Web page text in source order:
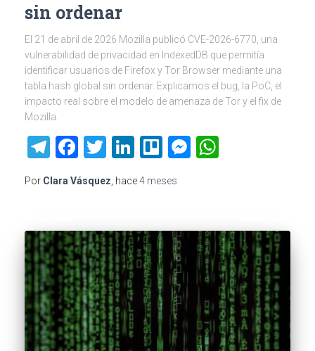
sin ordenar
El 21 de abril de 2026 Mozilla publicó CVE-2026-6770, una
vulnerabilidad de privacidad en IndexedDB que permitía
identificar usuarios de Firefox y Tor Browser mediante una
tabla hash global sin ordenar. Explicamos el bug, la PoC, el
impacto real sobre el modelo de amenaza de Tor y el fix de
Mozilla.
Telegram
Facebook
Twitter
LinkedIn
TrelloMessenger
Por Clara Vásquez , hace4 meses